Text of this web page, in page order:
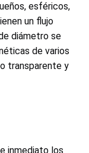
esféricos,
un flujo
diámetro se
de varios
transparente y
inmediato los